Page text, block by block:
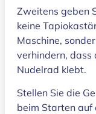
Zweitens geben
keine
Maschine,
verhindern,
Nudelrad klebt.
Stellen Sie die
beim Starten auf